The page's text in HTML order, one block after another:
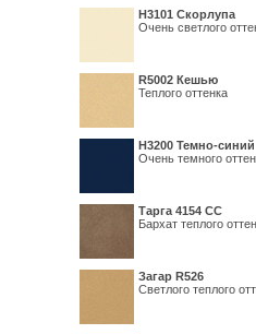
Н3101 Скорлупа
Очень светлого
R5002 Кешью
Теплого оттенка
Н3200 Темно-синий
Очень темного
Тарга 4154 СС
Бархат теплого
Загар R526
Светлого теплого